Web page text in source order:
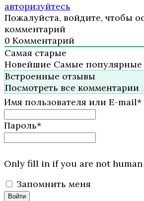
авторизуйтесь
Пожалуйста, войдите, чтобы
комментарий
0 Комментарий
Самая старые
Новейшие Самые популярные
Встроенные отзывы
Посмотреть все комментарии
Имя пользователя или E-mail*
Пароль*
Only fill in if you are not human
Запомнить меня